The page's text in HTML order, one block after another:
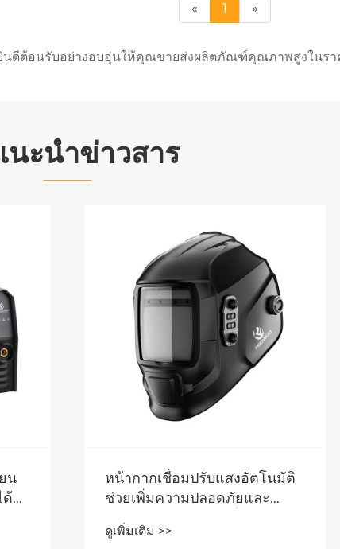
« 1 »
นดีต้อนรับอย่างอบอุ่นให้คุณขายส่งผลิตภัณฑ์คุณภาพสูงในรา
นะนำข่าวสาร
เครื่องตัดพลาสมาอากาศ DC
Inverter มอบพลังและความ